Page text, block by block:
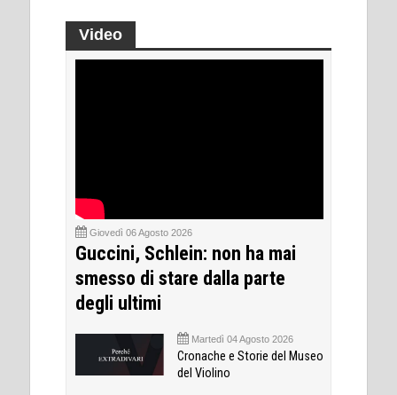
Video
Giovedì 06 Agosto 2026
Guccini, Schlein: non ha mai
smesso di stare dalla parte
degli ultimi
Martedì 04 Agosto 2026
Cronache e Storie del Museo
del Violino